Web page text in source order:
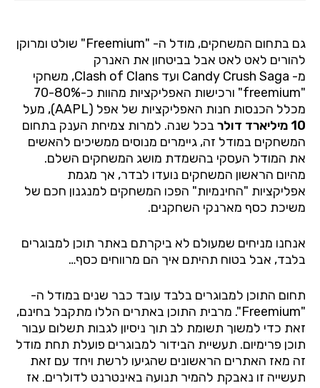
גם בתחום המשחקים, מודל ה- "Freemium" שולט ומרוקן
להורים לאט לאט אבל בביטחון את האנרק
מ- Candy Crush Saga ועד Clash of Clans, משחקי
"
freemium
" ורכישות האפליקציות מהוות כ-70-80%
מכלל הכנסות חנות האפליקציות של אפל (AAPL)
, מעל
10 מיליארד דולר
בכל שנה. למרות צמיחת הענק בתחום
המשחקים במודל זה, גיימרים מנוסים ממשיכים להאשים
את המודל העסקי בהשמדת מושג המשחקים השלם.
מהיום הראשון המשחקים נועדו לבדר, אך מגמת
אפליקציות "החינמיות" הפכו המשחקים למנגנון חכם של
משיכת כסף מארנקי השחקנים.
אנחנו מניחים שמעולם לא ביקרתם באתר תוכן למבוגרים
בלבד, אבל בטוח תהיתם איך הם מרווחים כסף…
תחום התוכן למבוגרים בלבד עובד כבר שנים במודל ה-
"
Freemium
". מרבית התוכן באתרים הללו מתקבל בחינם,
זאת כדי למשוך תשומת לב תוך ניסיון לגבות תשלום עבור
תוכן פרימיום. תעשיית הבידור למבוגרים פועלת תחת מודל
זה מאז האתרים הראשונים שהגיעו לרשת ויחד עם זאת
תעשייה זו נאבקת להמיר תנועה באינטרנט לדולרים. אז